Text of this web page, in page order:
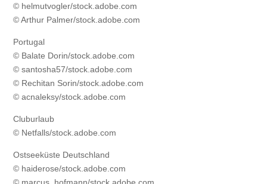
© helmutvogler/stock.adobe.com
© Arthur Palmer/stock.adobe.com
Portugal
© Balate Dorin/stock.adobe.com
© santosha57/stock.adobe.com
© Rechitan Sorin/stock.adobe.com
© acnaleksy/stock.adobe.com
Cluburlaub
© Netfalls/stock.adobe.com
Ostseeküste Deutschland
© haiderose/stock.adobe.com